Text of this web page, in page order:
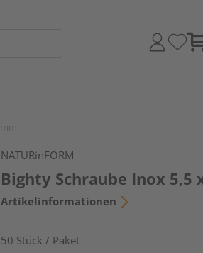
NATURinFORM
Bighty Schraube Inox 5,5
Artikelinformationen
50 Stück / Paket